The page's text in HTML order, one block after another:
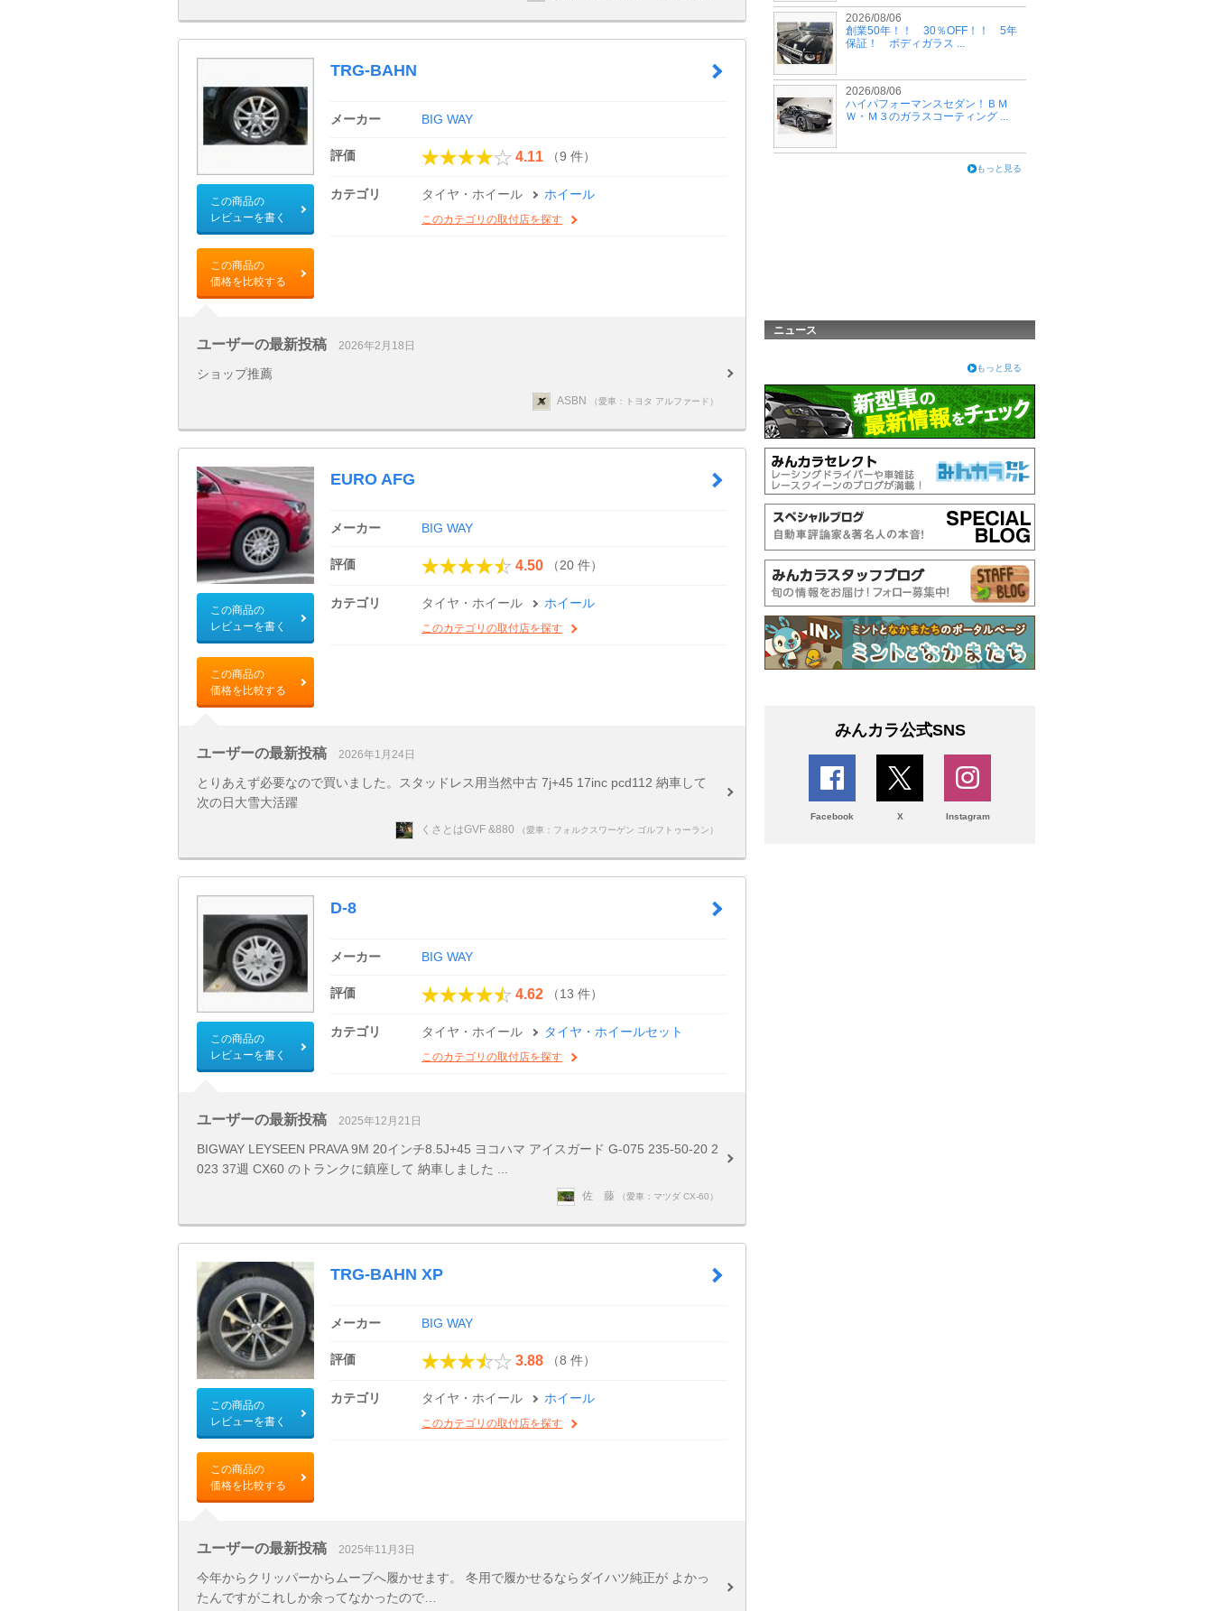
この商品の
レビューを書く
この商品の
価格を比較する
TRG-BAHN
メーカー BIG WAY
評価 4.11 （9 件）
カテゴリ タイヤ・ホイール ホイール
このカテゴリの取付店を探す
ユーザーの最新投稿 2026年2月18日
ショップ推薦
ASBN （愛車：トヨタ アルファード）
この商品の
レビューを書く
この商品の
価格を比較する
EURO AFG
メーカー BIG WAY
評価 4.50 （20 件）
カテゴリ タイヤ・ホイール ホイール
このカテゴリの取付店を探す
ユーザーの最新投稿 2026年1月24日
とりあえず必要なので買いました。スタッドレス用当然中古 7j+45 17inc pcd112 納車して
次の日大雪大活躍
くさとはGVF &880 （愛車：フォルクスワーゲン ゴルフトゥーラン）
この商品の
レビューを書く
D-8
メーカー BIG WAY
評価 4.62 （13 件）
カテゴリ タイヤ・ホイール タイヤ・ホイールセット
このカテゴリの取付店を探す
ユーザーの最新投稿 2025年12月21日
BIGWAY LEYSEEN PRAVA 9M 20インチ8.5J+45 ヨコハマ アイスガード G-075 235-50-20 2
023 37週 CX60 のトランクに鎮座して 納車しました ...
佐 藤 （愛車：マツダ CX-60）
この商品の
レビューを書く
この商品の
価格を比較する
TRG-BAHN XP
メーカー BIG WAY
評価 3.88 （8 件）
カテゴリ タイヤ・ホイール ホイール
このカテゴリの取付店を探す
ユーザーの最新投稿 2025年11月3日
今年からクリッパーからムーブへ履かせます。 冬用で履かせるならダイハツ純正が よかっ
たんですがこれしか余ってなかったので…
2026/08/06
創業50年！！ 30％OFF！！ 5年
保証！ ボディガラス ...
2026/08/06
ハイパフォーマンスセダン！ＢＭ
Ｗ・Ｍ３のガラスコーティング ...
もっと見る
ニュース
もっと見る
みんカラ公式SNS
Facebook X Instagram